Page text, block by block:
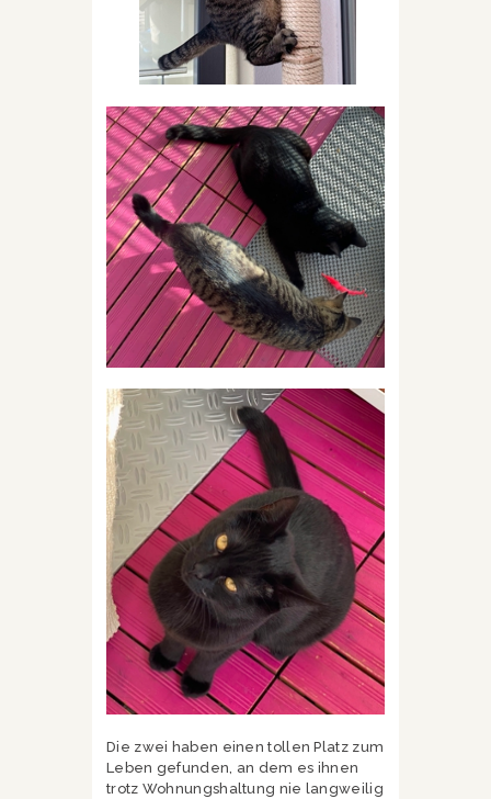
Die zwei haben einen tollen Platz zum
Leben gefunden, an dem es ihnen
trotz Wohnungshaltung nie langweilig